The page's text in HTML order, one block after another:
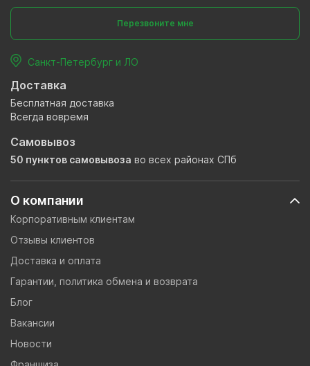
О компании
Корпоративным клиентам
Отзывы клиентов
Доставка и оплата
Гарантии, политика обмена и возврата
Блог
Вакансии
Новости
Перезвоните мне
Санкт-Петербург и ЛО
Доставка
Бесплатная доставка
Всегда вовремя
Самовывоз
50 пунктов самовывоза во всех районах СПб